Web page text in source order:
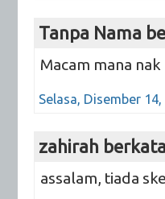
Tanpa Nama
Macam mana
Selasa, Disember 14,
zahirah
assalam, tiada